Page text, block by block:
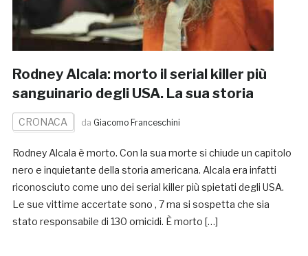
Rodney Alcala: morto il serial killer più
sanguinario degli USA. La sua storia
CRONACA da Giacomo Franceschini
Rodney Alcala è morto. Con la sua morte si chiude un capitolo
nero e inquietante della storia americana. Alcala era infatti
riconosciuto come uno dei serial killer più spietati degli USA.
Le sue vittime accertate sono , 7 ma si sospetta che sia
stato responsabile di 130 omicidi. È morto […]